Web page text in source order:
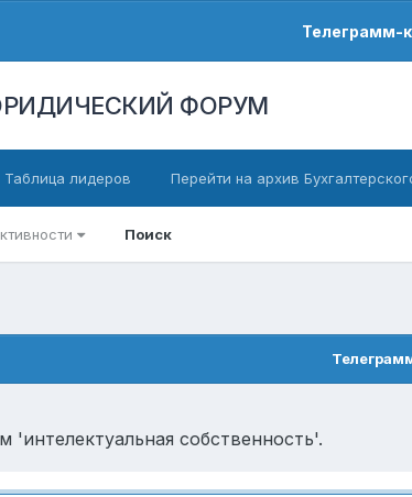
Телеграмм-
ФОРУМ
Поиск
Таблица лидеров Перейти на архив
'интелектуальная собственность'.